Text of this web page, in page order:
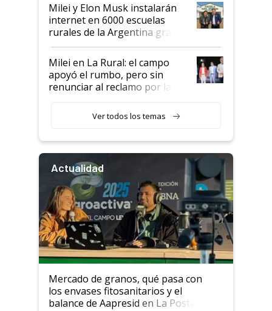
Milei y Elon Musk instalarán
internet en 6000 escuelas
rurales de la Argentina gracias
a un acuerdo con Starlink
Milei en La Rural: el campo
apoyó el rumbo, pero sin
renunciar al reclamo por las
Ver todos los temas
Actualidad
Mercado de granos, qué pasa con
los envases fitosanitarios y el
balance de Aapresid en La Posta